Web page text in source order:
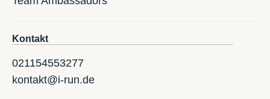
Kontakt
021154553277
kontakt@i-run.de